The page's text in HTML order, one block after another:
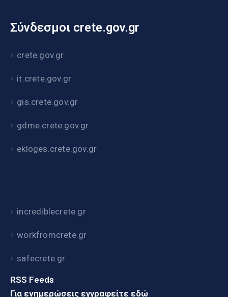
Σύνδεσμοι crete.gov.gr
crete.gov.gr
it.crete.gov.gr
gis.crete.gov.gr
gdme.crete.gov.gr
ekloges.crete.gov.gr
incrediblecrete.gr
workfromcrete.gr
safecrete.gr
RSS Feeds
Για ενημερώσεις εγγραφείτε εδώ